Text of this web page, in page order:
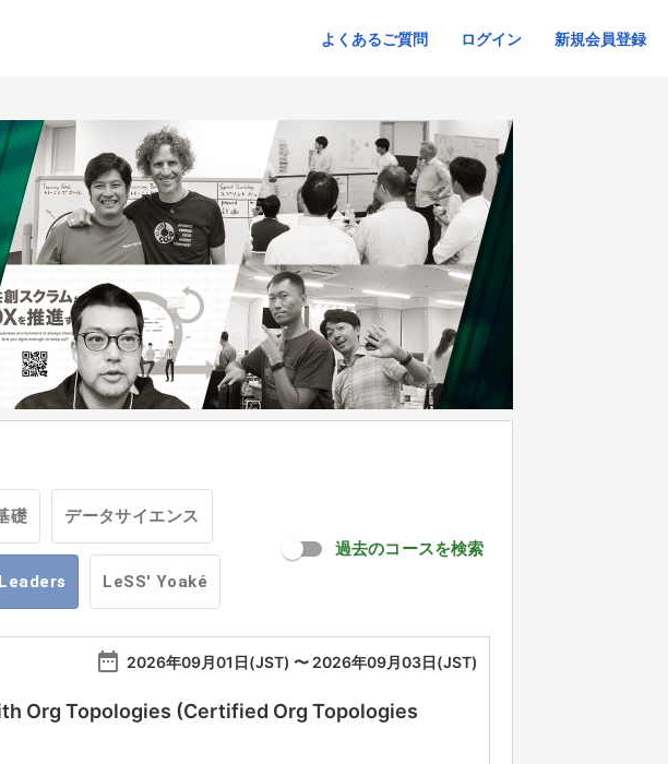
よくあるご質問 ログイン 新規会員登録
礎 データサイエンス
LeSS' Yoaké
過去のコースを検索
date_range 2026年09月01日(JST) 〜 2026年09月03日(JST)
Org Topologies (Certified Org Topologies